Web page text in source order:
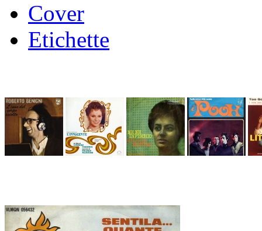
Cover
Etichette